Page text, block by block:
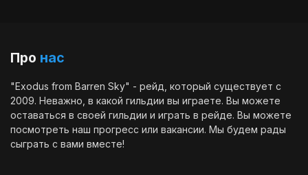
Про нас
"Exodus from Barren Sky" - рейд, который существует с
2009. Неважно, в какой гильдии вы играете. Вы можете
оставаться в своей гильдии и играть в рейде. Вы можете
посмотреть наш прогресс или вакансии. Мы будем рады
сыграть с вами вместе!